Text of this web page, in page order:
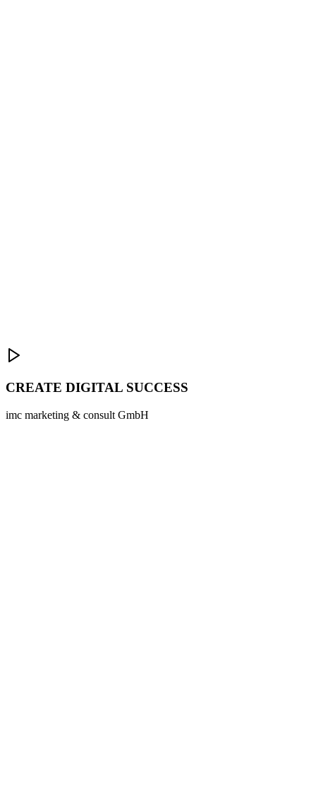
CREATE DIGITAL SUCCESS
imc marketing & consult GmbH